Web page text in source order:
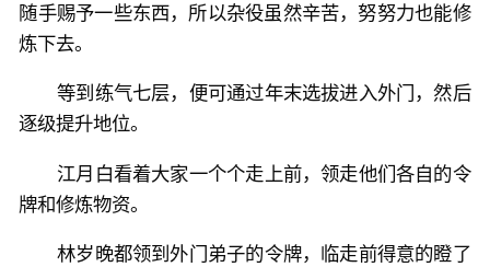
随手赐予一些东西，所以杂役虽然辛苦，努努力也能修
炼下去。
等到练气七层，便可通过年末选拔进入外门，然后
逐级提升地位。
江月白看着大家一个个走上前，领走他们各自的令
牌和修炼物资。
林岁晚都领到外门弟子的令牌，临走前得意的瞪了